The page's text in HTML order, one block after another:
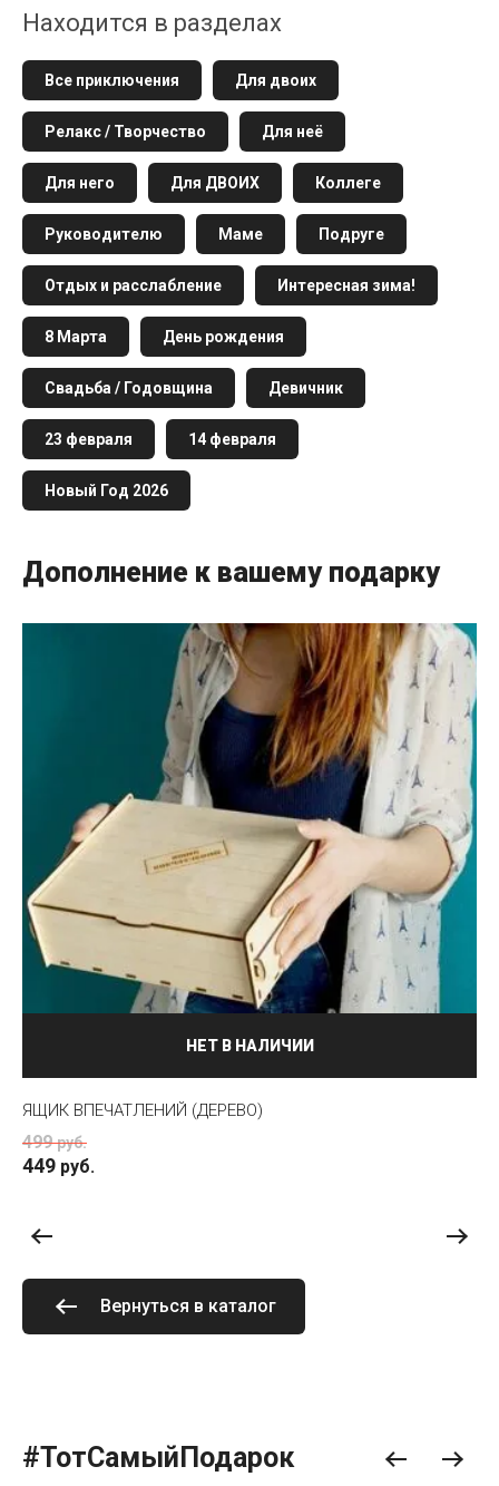
Находится в разделах
Все приключения Для двоих
Релакс / Творчество Для неё
Для него Для ДВОИХ Коллеге
Руководителю Маме Подруге
Отдых и расслабление Интересная зима!
8 Марта День рождения
Свадьба / Годовщина Девичник
23 февраля 14 февраля
Новый Год 2026
Дополнение к вашему подарку
НЕТ В НАЛИЧИИ
ЯЩИК ВПЕЧАТЛЕНИЙ (ДЕРЕВО)
499 руб.
449 руб.
Вернуться в каталог
#ТотСамыйПодарок